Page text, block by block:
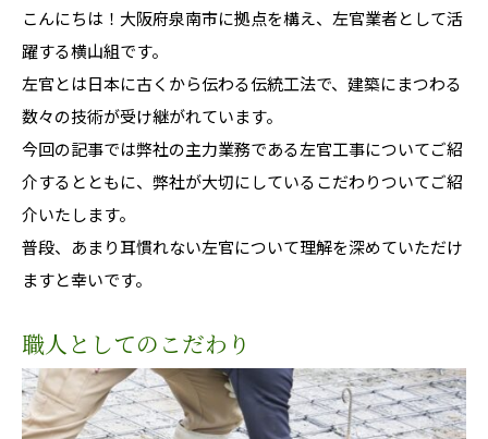
こんにちは！大阪府泉南市に拠点を構え、左官業者として活
躍する横山組です。
左官とは日本に古くから伝わる伝統工法で、建築にまつわる
数々の技術が受け継がれています。
今回の記事では弊社の主力業務である左官工事についてご紹
介するとともに、弊社が大切にしているこだわりついてご紹
介いたします。
普段、あまり耳慣れない左官について理解を深めていただけ
ますと幸いです。
職人としてのこだわり